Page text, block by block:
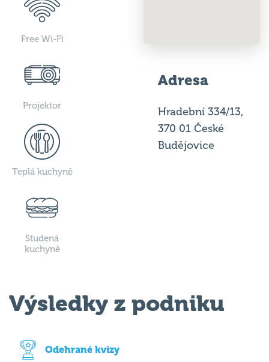
Free Wi-Fi
Projektor
Teplá kuchyně
Studená
kuchyně
Adresa
Hradební 334/13,
370 01 České
Budějovice
Výsledky z podniku
Odehrané kvízy